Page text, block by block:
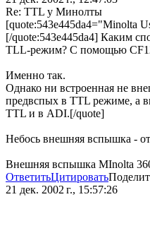
Re: TTL у Минолты
[quote:543e445da4="Minolta
[/quote:543e445da4] Каким
TLL-режим? С помощью
Именно так.
Однако ни встроенная не
предвспых в TTL режиме, а
TTL и в ADI.[/quote]
Небось внешняя вспышка -
Внешняя вспышка MInolta
ОтветитьЦитировать
21 дек. 2002 г., 15:57:26